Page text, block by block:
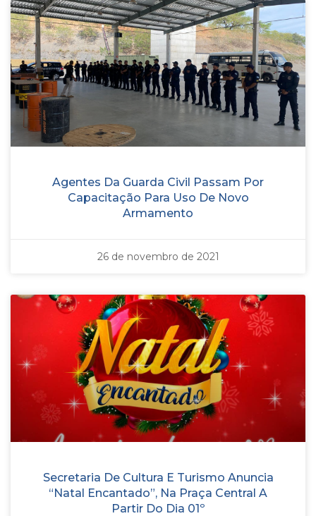
Agentes Da Guarda Civil Passam Por
Capacitação Para Uso De Novo
Armamento
26 de novembro de 2021
Secretaria De Cultura E Turismo Anuncia
“Natal Encantado”, Na Praça Central A
Partir Do Dia 01º